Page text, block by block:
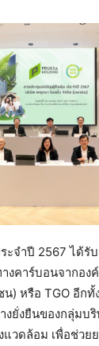
จำปี 2567 ได้รับ
งคาร์บอนจากอง
น) หรือ TGO อีก
ยั่งยืนของกลุ่มบ
แวดล้อม เพื่อช่ว